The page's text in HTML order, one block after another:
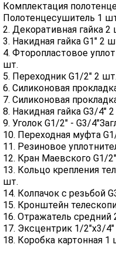
Комплектация
Полотенцесушитель 1
2. Декоративная гайка 2
3. Накидная гайка G1" 2
4. Фторопластовое
шт.
5. Переходник G1/2" 2 шт.
6. Силиконовая
7. Силиконовая
8. Накидная гайка G3/4"
9. Уголок G1/2" - G3/
10. Переходная муфта
11. Резиновое
12. Кран Маевского G1/
13. Кольцо крепления
шт.
14. Колпачок с резьбой
15. Кронштейн
16. Отражатель средний
17. Эксцентрик 1/2"х3/
18. Коробка картонная 1